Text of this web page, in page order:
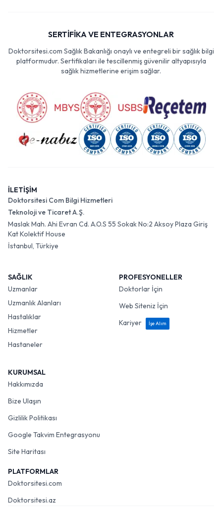
SERTİFİKA VE ENTEGRASYONLAR
Doktorsitesi.com Sağlık Bakanlığı onaylı ve entegreli bir sağlık bilgi
platformudur. Sertifikaları ile tescillenmiş güvenilir altyapısıyla
sağlık hizmetlerine erişim sağlar.
İLETİŞİM
Doktorsitesi Com Bilgi Hizmetleri
Teknoloji ve Ticaret A.Ş.
Maslak Mah. Ahi Evran Cd. A.O.S 55 Sokak No:2 Aksoy Plaza Giriş
Kat Kolektif House
İstanbul, Türkiye
SAĞLIK
Uzmanlar
Uzmanlık Alanları
Hastalıklar
Hizmetler
Hastaneler
PROFESYONELLER
Doktorlar İçin
Web Siteniz İçin
Kariyer
İşe Alım
KURUMSAL
Hakkımızda
Bize Ulaşın
Gizlilik Politikası
Google Takvim Entegrasyonu
Site Haritası
PLATFORMLAR
Doktorsitesi.com
Doktorsitesi.az